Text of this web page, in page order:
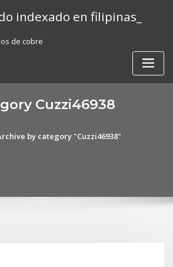
indexado en filipinas_
de cobre
Cuzzi46938
by category "Cuzzi46938"